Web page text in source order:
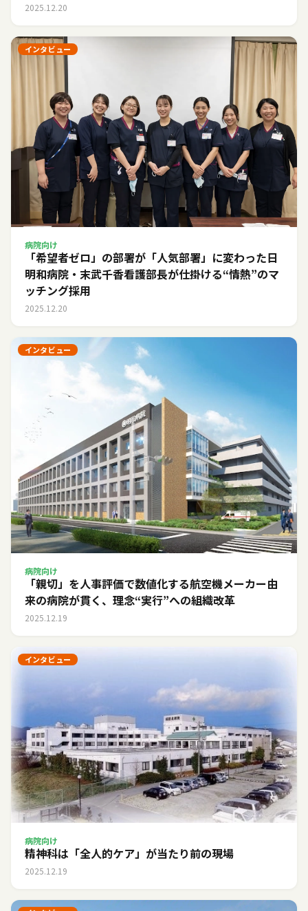
2025.12.20
インタビュー
病院向け
「希望者ゼロ」の部署が「人気部署」に変わった日――
明和病院・末武千香看護部長が仕掛ける“情熱”のマ
ッチング採用
2025.12.20
インタビュー
病院向け
「親切」を人事評価で数値化する――航空機メーカー由
来の病院が貫く、理念“実行”への組織改革
2025.12.19
インタビュー
病院向け
精神科は「全人的ケア」が当たり前の現場
2025.12.19